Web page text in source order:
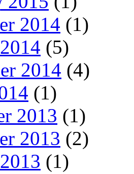
2014 (1)
(5)
2014 (4)
(1)
2013 (1)
2013 (2)
(1)